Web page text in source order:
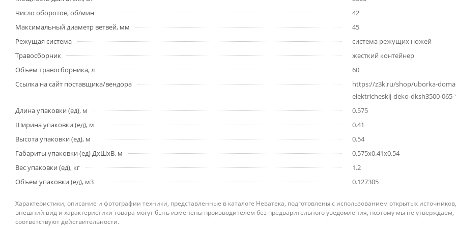
Число оборотов, об/мин
42
Максимальный диаметр ветвей, мм
45
Режущая система
система режущих ножей
Травосборник
жесткий контейнер
Объем травосборника, л
60
Ссылка на сайт поставщика/вендора
https://z3k.ru/shop/uborka-
elektricheskij-deko-dksh3500-
Длина упаковки (ед), м
0.575
Ширина упаковки (ед), м
0.41
Высота упаковки (ед), м
0.54
Габариты упаковки (ед) ДхШхВ, м
0.575x0.41x0.54
Вес упаковки (ед), кг
1.2
Объем упаковки (ед), м3
0.127305
Характеристики, описание и фотографии техники, представленные в каталоге Неватека, подготовлены с использованием открытых
внешний вид и характеристики товара могут быть изменены производителем без предварительного уведомления, поэтому мы не
соответствуют действительности.